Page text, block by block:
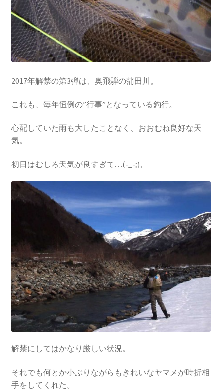
開
ブログ
マイアカウント
2017年解禁の第3弾は、奥飛騨の蒲田川。
これも、毎年恒例の”行事”となっている釣行。
心配していた雨も大したことなく、おおむね良好な天
気。
初日はむしろ天気が良すぎて…(-_-;)。
解禁にしてはかなり厳しい状況。
それでも何とか小ぶりながらもきれいなヤマメが時折相
手をしてくれた。